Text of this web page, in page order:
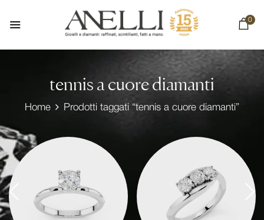
0
tennis a cuore diamanti
Home Prodotti taggati “tennis a cuore diamanti”